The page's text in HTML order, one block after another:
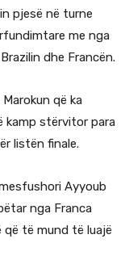
pjesë në turne
me nga
dhe Francën.
që ka
kamp stërvitor para
listën finale.
Ayyoub
nga Franca
të mund të luajë